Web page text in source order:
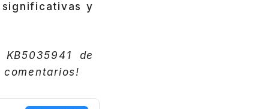
y
de
comentarios!